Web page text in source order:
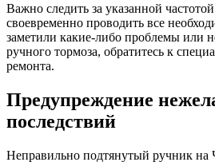
Важно следить за указанной
своевременно проводить все
заметили какие-либо проблемы или
ручного тормоза, обратитесь к
ремонта.
Предупреждение
последствий
Неправильно подтянутый ручник на